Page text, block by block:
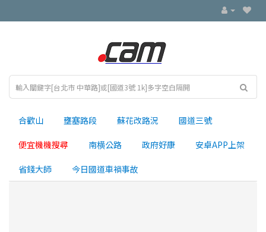
合歡山 壅塞路段 蘇花改路況 國道三號
便宜機機搜尋 南横公路 政府好康 安卓APP上架
省錢大師 今日國道車禍事故